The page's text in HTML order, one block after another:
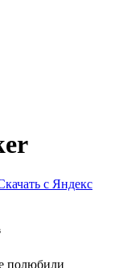
с Яндекс
полюбили